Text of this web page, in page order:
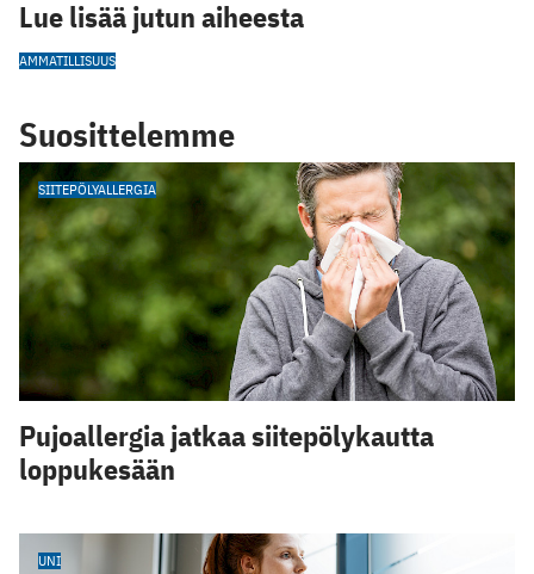
Lue lisää jutun aiheesta
AMMATILLISUUS
Suosittelemme
SIITEPÖLYALLERGIA
Pujoallergia jatkaa siitepölykautta
loppukesään
UNI